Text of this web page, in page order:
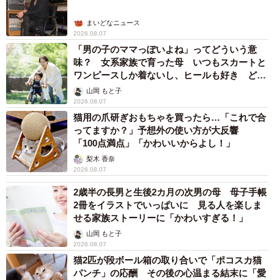
まいどなニュース
2026.08.07
「男の子のママっぽいよね」ってどういう意
味？ 女系家族で育った母 いつもスカートと
ワンピースしか着ないし、ヒールも好き どの
へんが…
山岡 もと子
2026.08.07
猫用の爪研ぎおもちゃを買ったら…「これで合
ってますか？」予想外の使い方が大反響
「100点満点」「かわいいからよし！」
梨木 香奈
2026.08.07
2歳半の長男と生後2カ月の次男の母 母子手帳
2冊をイラストでいっぱいに 見る人を楽しま
せる家族ストーリーに「かわいすぎる！」
山岡 もと子
2026.08.07
猫2匹が段ボール箱の取り合いで「ポコスカ猫
パンチ」の応酬 その後の心温まる結末に「愛